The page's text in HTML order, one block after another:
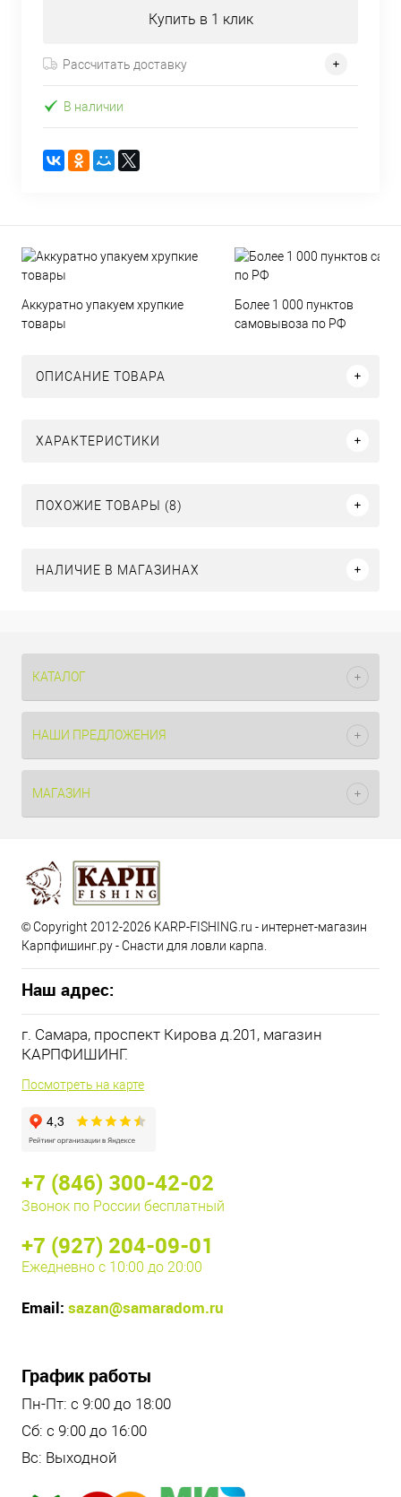
Купить в 1 клик
Рассчитать доставку
В наличии
Аккуратно упакуем хрупкие
товары
Более 1 000 пунктов
самовывоза по РФ
ОПИСАНИЕ ТОВАРА
ХАРАКТЕРИСТИКИ
ПОХОЖИЕ ТОВАРЫ (8)
НАЛИЧИЕ В МАГАЗИНАХ
КАТАЛОГ
НАШИ ПРЕДЛОЖЕНИЯ
МАГАЗИН
© Copyright 2012-2026 KARP-FISHING.ru - интернет-магазин
Карпфишинг.ру - Снасти для ловли карпа.
Наш адрес:
г. Самара, проспект Кирова д.201, магазин
КАРПФИШИНГ.
Посмотреть на карте
+7 (846) 300-42-02
Звонок по России бесплатный
+7 (927) 204-09-01
Ежедневно с 10:00 до 20:00
Email: sazan@samaradom.ru
График работы
Пн-Пт: с 9:00 до 18:00
Сб: с 9:00 до 16:00
Вс: Выходной